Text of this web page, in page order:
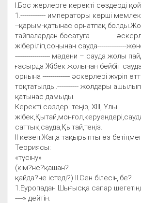
І.Бос жерлерге керекті сөздерді
1.------------- императоры көрші
--қарым-қатынас орнатпақ
тайпалардан босатуға ------------
жіберіліп,соңынан сауда---------------
------------------ мәдени – сауда жолы
ғасырда Жібек жолынан бейбіт сауда
орнына -------------- әскерлері жүріп
тоқтатылды.----------- жолдары
қатынас дамыды.
Керекті сөздер: теңіз, ХІІІ, Ұлы
саттық,сауда,Қытай,теңіз.
ІІ кезең.Жаңа тақырыпты өз
Теориясы:
«түсіну»
(кім?не?қашан?
қайда?не істеді?) ІІ.Сен білесің бе?
1.Еуропадан Шығысқа сапар
----» дейтін.